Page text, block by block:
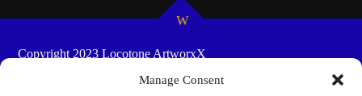
Manage Consent
Copyright 2023 Locotone ArtworxX
SHOW-SCHEDULES
COOKIE POLICY